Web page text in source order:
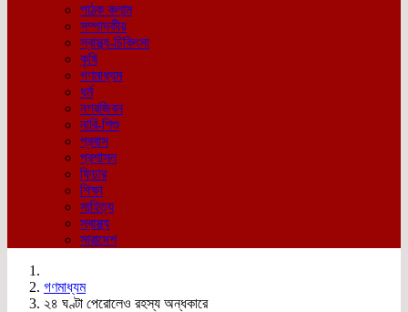
পাঠক কলাম
সম্পাদকীয়
স্বাস্থ্য-চিকিৎসা
কৃষি
গণমাধ্যম
ধর্ম
নগরজিবন
নারি-শিশু
প্রবাস
প্রশাসন
ফিচার
শিক্ষা
সাহিত্য
স্বাস্থ্য
সারাদেশ
গণমাধ্যম
২৪ ঘণ্টা পেরোলেও রহস্য অন্ধকারে